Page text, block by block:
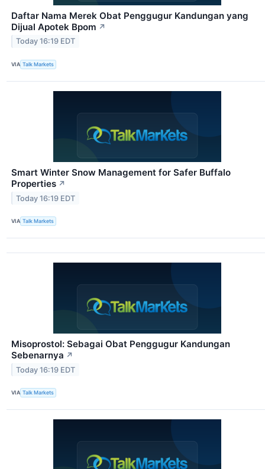
Daftar Nama Merek Obat Penggugur Kandungan yang
Dijual Apotek Bpom ↗
Today 16:19 EDT
VIA Talk Markets
Smart Winter Snow Management for Safer Buffalo
Properties ↗
Today 16:19 EDT
VIA Talk Markets
Misoprostol: Sebagai Obat Penggugur Kandungan
Sebenarnya ↗
Today 16:19 EDT
VIA Talk Markets